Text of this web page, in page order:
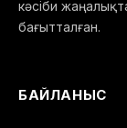
кәсіби
бағытталған.
БАЙЛАНЫС